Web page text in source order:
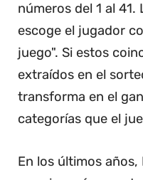
números del 1 al
escoge el jugador
juego". Si estos
extraídos en el
transforma en el
categorías que el
En los últimos